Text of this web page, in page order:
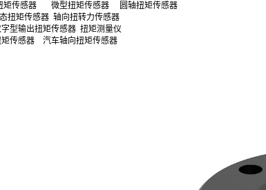
传感器 微型扭矩传感器 圆轴扭矩传感器
扭矩传感器 轴向扭转力传感器
型输出扭矩传感器 扭矩测量仪
传感器 汽车轴向扭矩传感器